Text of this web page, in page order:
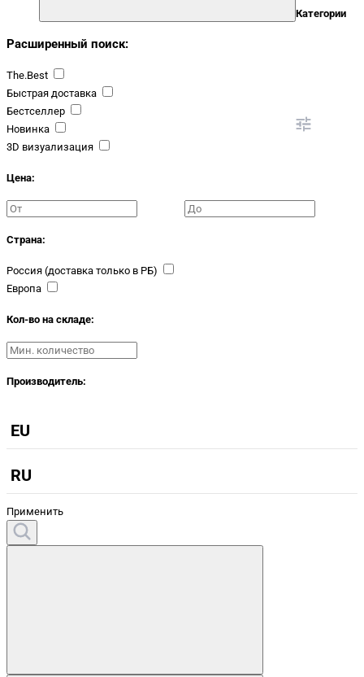
Категории
Расширенный поиск:
The.Best
Быстрая доставка
Бестселлер
Новинка
3D визуализация
Цена:
Страна:
Россия (доставка только в РБ)
Европа
Кол-во на складе:
Производитель:
EU
RU
Применить